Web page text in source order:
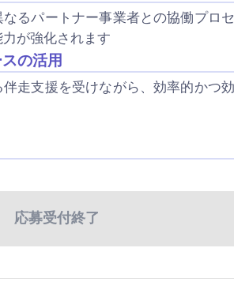
るパートナー事業者との協働プロ
が強化されます
の活用
走支援を受けながら、効率的かつ
応募受付終了